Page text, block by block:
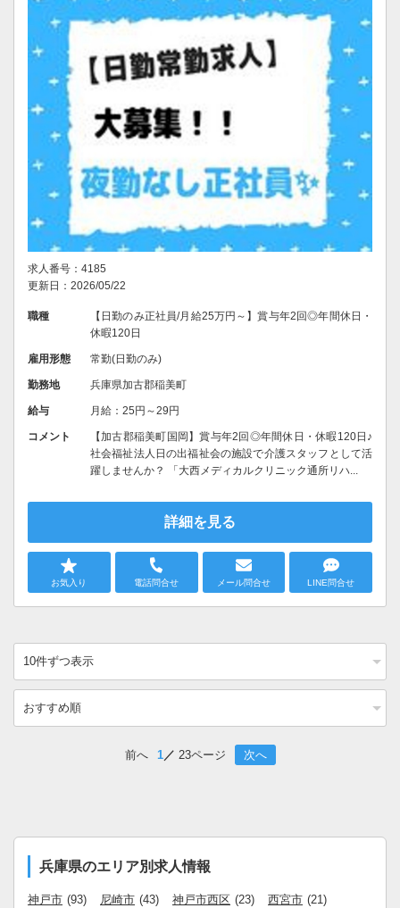
求人番号：4185
更新日：2026/05/22
職種
【日勤のみ正社員/月給25万円～】賞与年2回◎年間休日・
休暇120日
雇用形態 常勤(日勤のみ)
勤務地 兵庫県加古郡稲美町
給与 月給：25円～29円
コメント
【加古郡稲美町国岡】賞与年2回◎年間休日・休暇120日♪
社会福祉法人日の出福祉会の施設で介護スタッフとして活
躍しませんか？ 「大西メディカルクリニック通所リハ...
詳細を見る
お気入り 電話問合せ メール問合せ LINE問合せ
前へ 1 23ページ 次へ
兵庫県のエリア別求人情報
神戸市 (93) 尼崎市 (43) 神戸市西区 (23) 西宮市 (21)